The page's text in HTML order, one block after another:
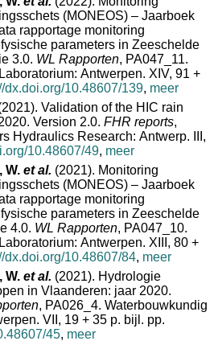
(MONEOS) – Jaarboek
rapportage monitoring
parameters in Zeeschelde
3.0. WL Rapporten, PA047_11.
Antwerpen. XIV, 91 +
dx.doi.org/10.48607/139, meer
Validation of the HIC rain
Version 2.0. FHR reports,
Hydraulics Research: Antwerp. III,
10.48607/49, meer
W. et al. (2021). Monitoring
(MONEOS) – Jaarboek
rapportage monitoring
parameters in Zeeschelde
4.0. WL Rapporten, PA047_10.
Antwerpen. XIII, 80 +
dx.doi.org/10.48607/84, meer
W. et al. (2021). Hydrologie
in Vlaanderen: jaar 2020.
, PA026_4. Waterbouwkundig
VII, 19 + 35 p. bijl. pp.
45, meer